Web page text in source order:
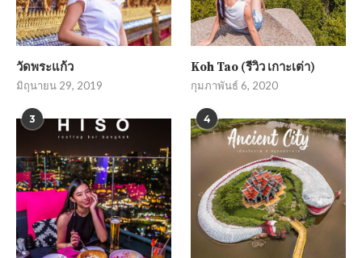
วัดพระแก้ว
มิถุนายน 29, 2019
Koh Tao (รีวิว เกาะเต่า)
กุมภาพันธ์ 6, 2020
3 4